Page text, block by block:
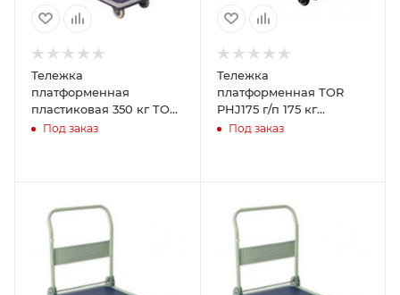
Тележка
платформенная
пластиковая 350 кг TOR
PH350P (820х575) со
Под заказ
Тележка
платформенная TOR
PHJ175 г/п 175 кг
(720x470) c
Под заказ